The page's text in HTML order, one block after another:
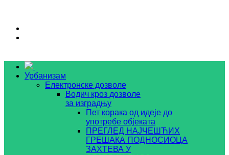
Урбанизам
Електронске дозволе
Водич кроз дозволе
за изградњу
Пет корака од идеје до
употребе објеката
ПРЕГЛЕД НАЈЧЕШЋИХ
ГРЕШАКА ПОДНОСИОЦА
ЗАХТЕВА У